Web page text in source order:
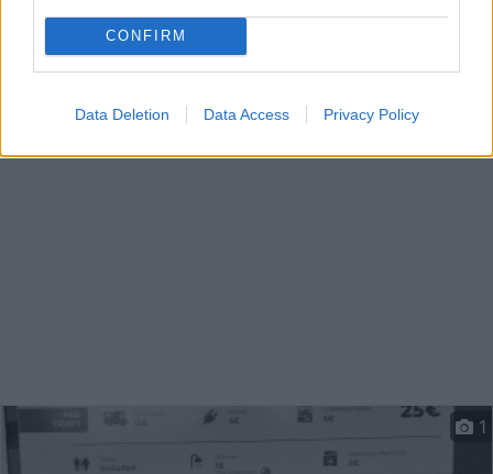
CONFIRM
Data Deletion Data Access Privacy Policy
Centro città e supermercato a 6 km, semplice punto
1